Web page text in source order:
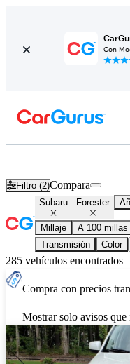
Con
Filtro (2)Compara
Subaru Forester
Millaje A 100
Transmisión
Color
285 vehículos encontrados
Compra con precios
Mostrar solo avisos